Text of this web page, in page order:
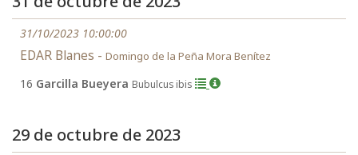
31/10/2023 10:00:00
EDAR Blanes - Domingo de la Peña Mora Benítez
16 Garcilla Bueyera Bubulcus ibis
29 de octubre de 2023